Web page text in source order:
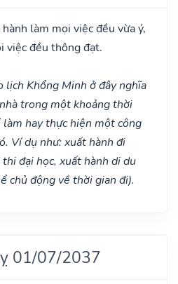
làm mọi việc đều vừa ý,
việc đều thông đạt.
lịch Khổng Minh ở đây nghĩa
trong một khoảng thời
làm hay thực hiện một công
Ví dụ như: xuất hành đi
đại học, xuất hành di du
chủ động về thời gian đi).
01/07/2037